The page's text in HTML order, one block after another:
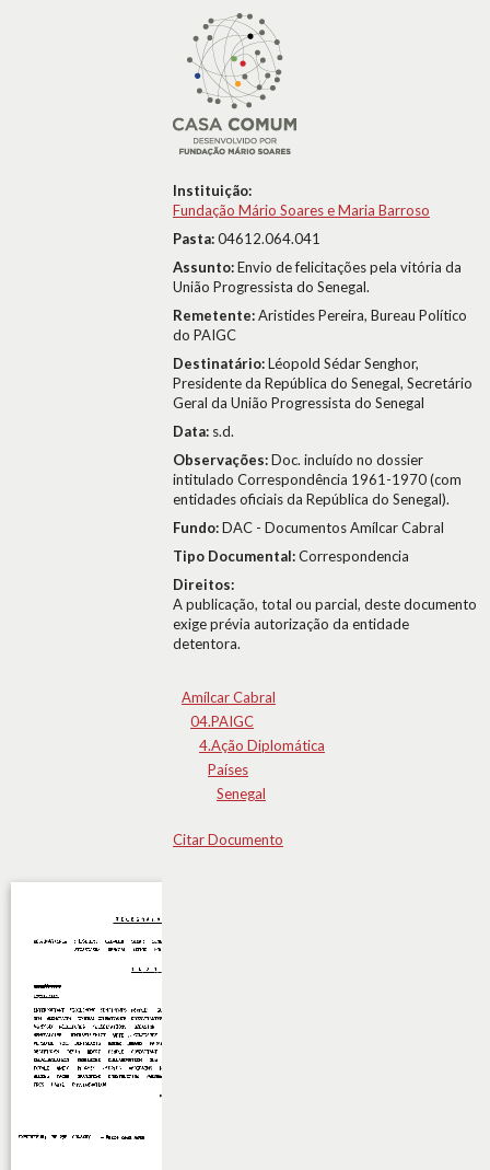
Instituição:
Fundação Mário Soares e Maria Barroso
Pasta:04612.064.041
Assunto:Envio de felicitações pela vitória da
União Progressista do Senegal.
Remetente:Aristides Pereira, Bureau Político
do PAIGC
Destinatário:Léopold Sédar Senghor,
Presidente da República do Senegal, Secretário
Geral da União Progressista do Senegal
Data: s.d.
Observações:Doc. incluído no dossier
intitulado Correspondência 1961-1970 (com
entidades oficiais da República do Senegal).
Fundo:DAC - Documentos Amílcar Cabral
Tipo Documental:Correspondencia
Direitos:
A publicação, total ou parcial, deste documento
exige prévia autorização da entidade
detentora.
Amílcar Cabral
04.PAIGC
4.Ação Diplomática
Países
Senegal
Citar Documento